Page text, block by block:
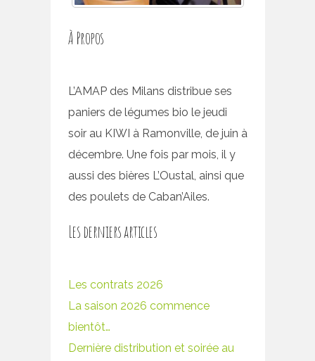
À Propos
L’AMAP des Milans distribue ses
paniers de légumes bio le jeudi
soir au KIWI à Ramonville, de juin à
décembre. Une fois par mois, il y
aussi des bières L’Oustal, ainsi que
des poulets de Caban’Ailes.
Les derniers articles
Les contrats 2026
La saison 2026 commence
bientôt…
Dernière distribution et soirée au